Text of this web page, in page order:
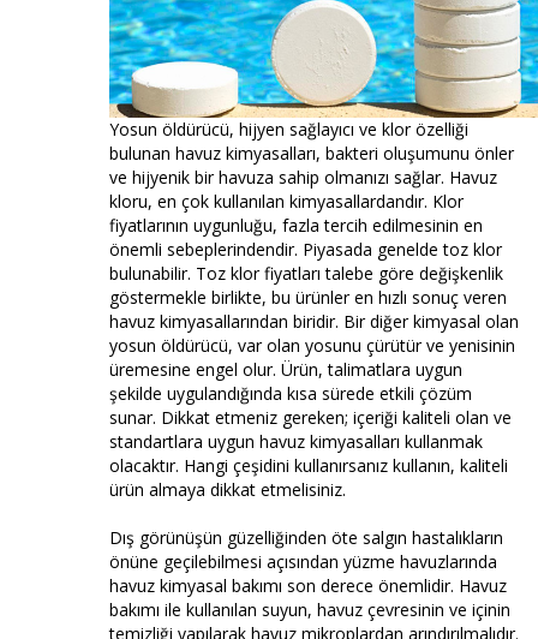
Yosun öldürücü, hijyen sağlayıcı ve klor özelliği
bulunan havuz kimyasalları, bakteri oluşumunu önler
ve hijyenik bir havuza sahip olmanızı sağlar. Havuz
kloru, en çok kullanılan kimyasallardandır. Klor
fiyatlarının uygunluğu, fazla tercih edilmesinin en
önemli sebeplerindendir. Piyasada genelde toz klor
bulunabilir. Toz klor fiyatları talebe göre değişkenlik
göstermekle birlikte, bu ürünler en hızlı sonuç veren
havuz kimyasallarından biridir. Bir diğer kimyasal olan
yosun öldürücü, var olan yosunu çürütür ve yenisinin
üremesine engel olur. Ürün, talimatlara uygun
şekilde uygulandığında kısa sürede etkili çözüm
sunar. Dikkat etmeniz gereken; içeriği kaliteli olan ve
standartlara uygun havuz kimyasalları kullanmak
olacaktır. Hangi çeşidini kullanırsanız kullanın, kaliteli
ürün almaya dikkat etmelisiniz.
Dış görünüşün güzelliğinden öte salgın hastalıkların
önüne geçilebilmesi açısından yüzme havuzlarında
havuz kimyasal bakımı son derece önemlidir. Havuz
bakımı ile kullanılan suyun, havuz çevresinin ve içinin
temizliği yapılarak havuz mikroplardan arındırılmalıdır.